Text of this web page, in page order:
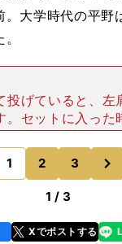
。大学時代の平野
投げていると、左
。セットに入った
右肩がセカンドベ
めます。後ろを向
て、また後ろを
1 2 3
1 / 3
Xでポストする
line